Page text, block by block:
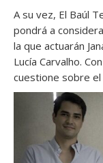
A su vez, El Baúl
pondrá a
la que actuarán
Lucía Carvalho.
cuestione sobre